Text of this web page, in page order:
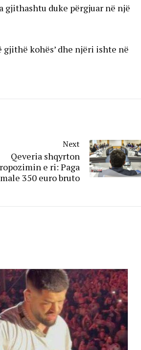
gjithashtu duke përgjuar në një
kohës’ dhe njëri ishte në
Next
Qeveria shqyrton
e ri: Paga
350 euro bruto